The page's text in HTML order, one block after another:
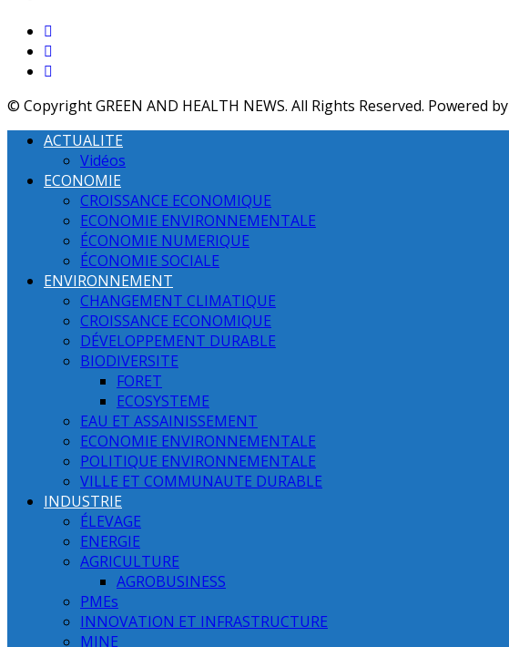
© Copyright GREEN AND HEALTH NEWS. All Rights Reserved. Powered by
ACTUALITE
Vidéos
ECONOMIE
CROISSANCE ECONOMIQUE
ECONOMIE ENVIRONNEMENTALE
ÉCONOMIE NUMERIQUE
ÉCONOMIE SOCIALE
ENVIRONNEMENT
CHANGEMENT CLIMATIQUE
CROISSANCE ECONOMIQUE
DÉVELOPPEMENT DURABLE
BIODIVERSITE
FORET
ECOSYSTEME
EAU ET ASSAINISSEMENT
ECONOMIE ENVIRONNEMENTALE
POLITIQUE ENVIRONNEMENTALE
VILLE ET COMMUNAUTE DURABLE
INDUSTRIE
ÉLEVAGE
ENERGIE
AGRICULTURE
AGROBUSINESS
PMEs
INNOVATION ET INFRASTRUCTURE
MINE